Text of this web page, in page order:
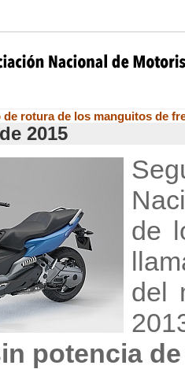
de rotura de los manguitos de
2015
de
del
potencia